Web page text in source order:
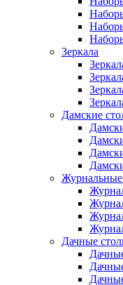
Зеркала
Дамские
Дачные